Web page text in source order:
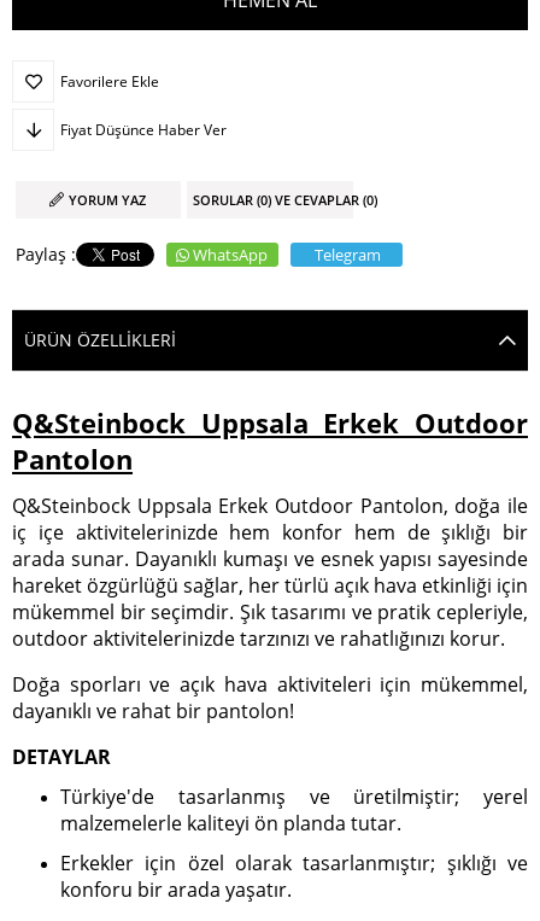
Favorilere Ekle
Fiyat Düşünce Haber Ver
YORUM YAZ SORULAR (0) VE CEVAPLAR (0)
WhatsApp Telegram
ÜRÜN ÖZELLIKLERI
Q&Steinbock Uppsala Erkek Outdoor
Pantolon
Q&Steinbock Uppsala Erkek Outdoor Pantolon, doğa ile
iç içe aktivitelerinizde hem konfor hem de şıklığı bir
arada sunar. Dayanıklı kumaşı ve esnek yapısı sayesinde
hareket özgürlüğü sağlar, her türlü açık hava etkinliği için
mükemmel bir seçimdir. Şık tasarımı ve pratik cepleriyle,
outdoor aktivitelerinizde tarzınızı ve rahatlığınızı korur.
Doğa sporları ve açık hava aktiviteleri için mükemmel,
dayanıklı ve rahat bir pantolon!
DETAYLAR
Türkiye'de tasarlanmış ve üretilmiştir; yerel
malzemelerle kaliteyi ön planda tutar.
Erkekler için özel olarak tasarlanmıştır; şıklığı ve
konforu bir arada yaşatır.